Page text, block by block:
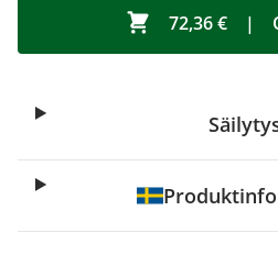
72,36 € |